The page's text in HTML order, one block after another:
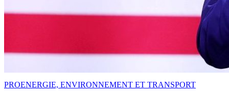
PROENERGIE, ENVIRONNEMENT ET TRANSPORT